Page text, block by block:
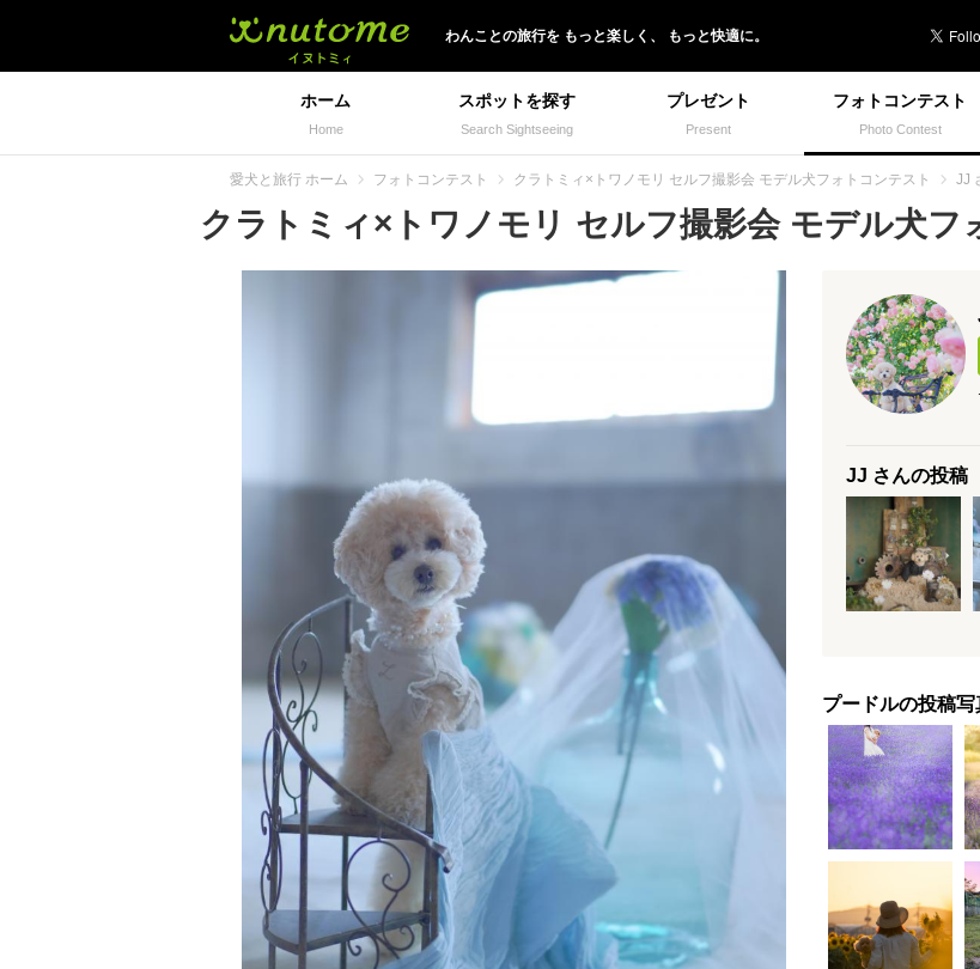
わんことの旅行を もっと楽しく、 もっと快適に。
ホーム
Home
スポットを探す
Search Sightseeing
プレゼント
Present
フォトコンテスト
Photo Contest
愛犬と旅行 ホーム フォトコンテスト クラトミィ×トワノモリ セルフ撮影会 モデル犬フォトコンテスト JJ
クラトミィ×トワノモリ セルフ撮影会 モデル犬フ
JJ さんの投稿
プードルの投稿写